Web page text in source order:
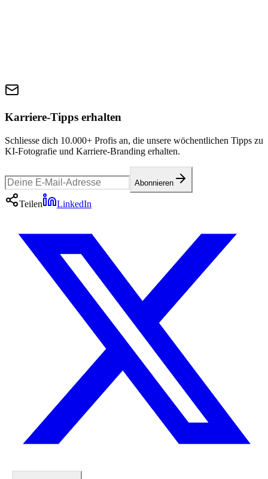
Karriere-Tipps erhalten
Schliesse dich 10.000+ Profis an, die unsere wöchentlichen Tipps zu
KI-Fotografie und Karriere-Branding erhalten.
Abonnieren
Teilen LinkedIn